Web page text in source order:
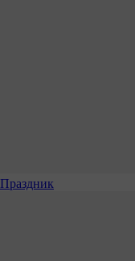
Праздник